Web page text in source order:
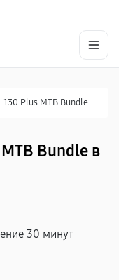
130 Plus MTB Bundle
Bundle в
30 минут